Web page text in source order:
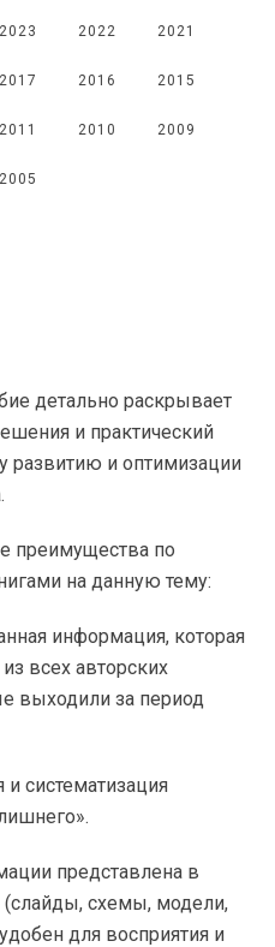
2023 2022 2021
2017 2016 2015
2011 2010 2009
2005
детально раскрывает
и практический
развитию и оптимизации
преимущества по
на данную тему:
информация, которая
всех авторских
выходили за период
и систематизация
представлена в
схемы, модели,
для восприятия и